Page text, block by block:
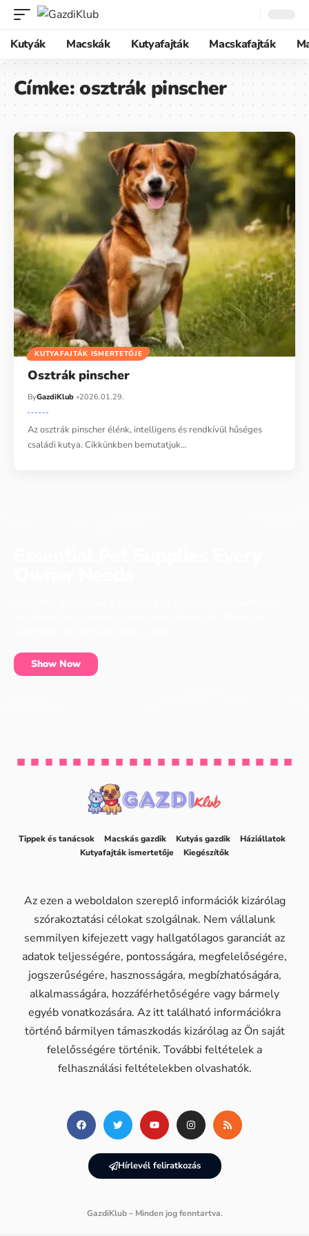
Kutyák Macskák Kutyafajták Macskafajták
Címke:osztrák pinscher
KUTYAFAJTÁK ISMERTETŐJE
Osztrák pinscher
ByGazdiKlub 2026.01.29.
Az osztrák pinscher élénk, intelligens és rendkívül hűséges
családi kutya. Cikkünkben bemutatjuk…
Show Now
Tippek és tanácsok Macskás gazdik Kutyás gazdik
Háziállatok
Kutyafajták ismertetője
Kiegészítők
Az ezen a weboldalon szereplő információk kizárólag
szórakoztatási célokat szolgálnak. Nem vállalunk
semmilyen kifejezett vagy hallgatólagos garanciát az
adatok teljességére, pontosságára, megfelelőségére,
jogszerűségére, hasznosságára, megbízhatóságára,
alkalmasságára, hozzáférhetőségére vagy bármely
egyéb vonatkozására. Az itt található információkra
történő bármilyen támaszkodás kizárólag az Ön saját
felelősségére történik. További feltételek a
felhasználási feltételekben olvashatók.
Hírlevél feliratkozás
GazdiKlub – Minden jog fenntartva.